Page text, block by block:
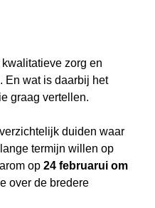
zorg en
En wat is daarbij het
graag vertellen.
duiden waar
termijn willen op
op24 februarui om
over de bredere